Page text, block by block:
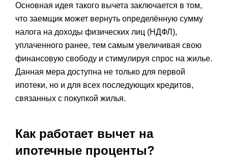
Основная идея такого вычета заключается в том,
что заемщик может вернуть определённую сумму
налога на доходы физических лиц (НДФЛ),
уплаченного ранее, тем самым увеличивая свою
финансовую свободу и стимулируя спрос на жилье.
Данная мера доступна не только для первой
ипотеки, но и для всех последующих кредитов,
связанных с покупкой жилья.
Как работает вычет на
ипотечные проценты?